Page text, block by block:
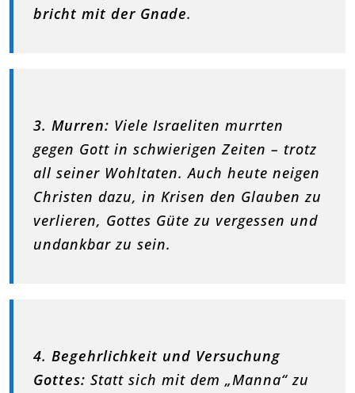
bricht mit der Gnade.
3. Murren: Viele Israeliten murrten
gegen Gott in schwierigen Zeiten – trotz
all seiner Wohltaten. Auch heute neigen
Christen dazu, in Krisen den Glauben zu
verlieren, Gottes Güte zu vergessen und
undankbar zu sein.
4. Begehrlichkeit und Versuchung
Gottes: Statt sich mit dem „Manna“ zu